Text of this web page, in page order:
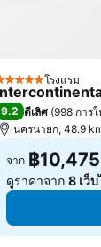
ดาว โรงแรม
9.2 ดีเลิศ (998 การ
นครนายก, 48.9
จาก ฿10,475
ดูราคาจาก 8 เว็